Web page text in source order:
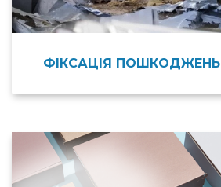
ФІКСАЦІЯ ПОШКОДЖЕНЬ